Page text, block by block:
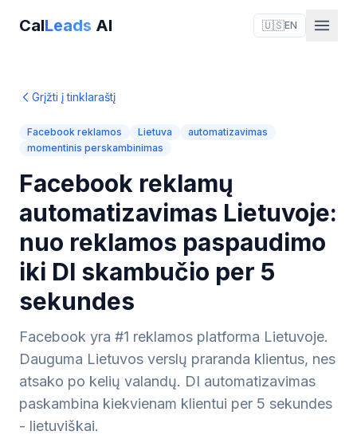
CalLeads AI 🇺🇸EN
Grįžti į tinklaraštį
Facebook reklamos Lietuva
automatizavimas
momentinis perskambinimas
Facebook reklamų
automatizavimas Lietuvoje:
nuo reklamos paspaudimo
iki DI skambučio per 5
sekundes
Facebook yra #1 reklamos platforma Lietuvoje.
Dauguma Lietuvos verslų praranda klientus, nes
atsako po kelių valandų. DI automatizavimas
paskambina kiekvienam klientui per 5 sekundes
- lietuviškai.